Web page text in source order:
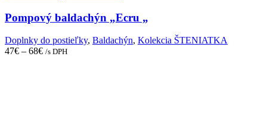
The
options
may
be
Pompový baldachýn „Ecru „
Doplnky do postieľky, Baldachýn, Kolekcia ŠTENIATKA
47€ – 68€ /s DPH